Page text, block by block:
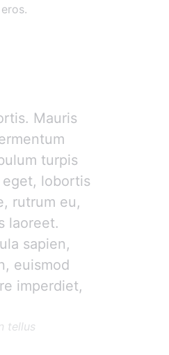
Mauris
turpis
lobortis
rutrum eu,
laoreet.
sapien,
euismod
imperdiet,
tellus